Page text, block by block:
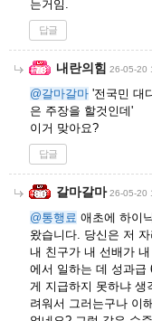
는거임.
답글
내란의힘 26-05-20
@갈마갈마 '전국민 대
은 주장을 할것인데'
이거 맞아요?
답글
갈마갈마 26-05-20
@통행료 애초에 하이
왔습니다. 당신은 저
내 친구가 내 선배가
에서 일하는 데 성과급
게 지급하지 못하냐 생
려워서 그러는구나 이